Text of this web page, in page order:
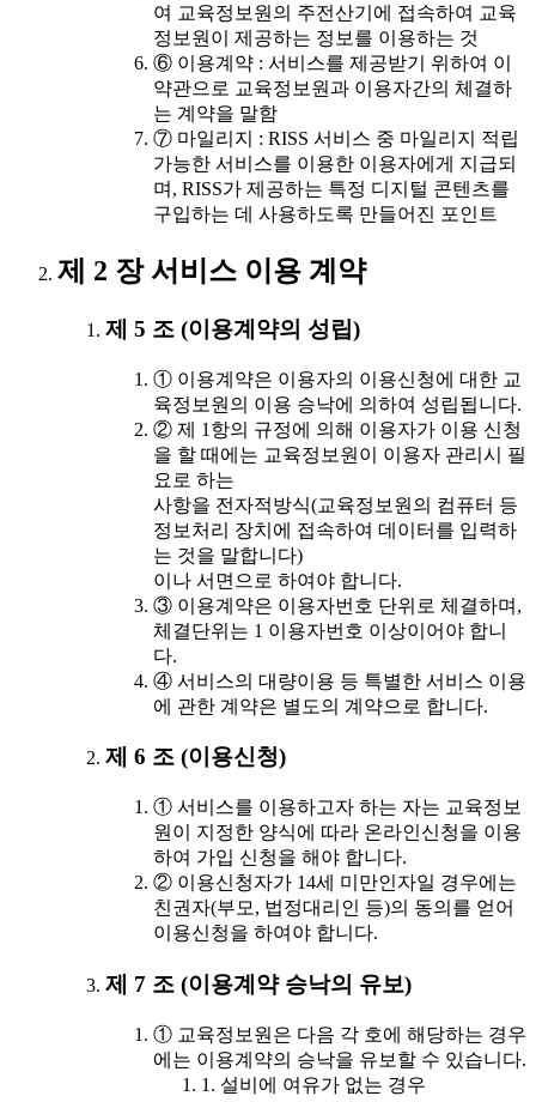
여 교육정보원의 주전산기에 접속하여 교육
정보원이 제공하는 정보를 이용하는 것
⑥ 이용계약 : 서비스를 제공받기 위하여 이
약관으로 교육정보원과 이용자간의 체결하
는 계약을 말함
⑦ 마일리지 : RISS 서비스 중 마일리지 적립
가능한 서비스를 이용한 이용자에게 지급되
며, RISS가 제공하는 특정 디지털 콘텐츠를
구입하는 데 사용하도록 만들어진 포인트
제 2 장 서비스 이용 계약
제 5 조 (이용계약의 성립)
① 이용계약은 이용자의 이용신청에 대한 교
육정보원의 이용 승낙에 의하여 성립됩니다.
② 제 1항의 규정에 의해 이용자가 이용 신청
을 할 때에는 교육정보원이 이용자 관리시 필
요로 하는
사항을 전자적방식(교육정보원의 컴퓨터 등
정보처리 장치에 접속하여 데이터를 입력하
는 것을 말합니다)
이나 서면으로 하여야 합니다.
③ 이용계약은 이용자번호 단위로 체결하며,
체결단위는 1 이용자번호 이상이어야 합니
다.
④ 서비스의 대량이용 등 특별한 서비스 이용
에 관한 계약은 별도의 계약으로 합니다.
제 6 조 (이용신청)
① 서비스를 이용하고자 하는 자는 교육정보
원이 지정한 양식에 따라 온라인신청을 이용
하여 가입 신청을 해야 합니다.
② 이용신청자가 14세 미만인자일 경우에는
친권자(부모, 법정대리인 등)의 동의를 얻어
이용신청을 하여야 합니다.
제 7 조 (이용계약 승낙의 유보)
① 교육정보원은 다음 각 호에 해당하는 경우
에는 이용계약의 승낙을 유보할 수 있습니다.
1. 설비에 여유가 없는 경우